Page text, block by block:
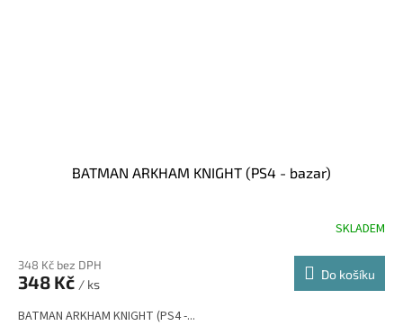
BATMAN ARKHAM KNIGHT (PS4 - bazar)
SKLADEM
348 Kč bez DPH
348 Kč / ks
Do košíku
BATMAN ARKHAM KNIGHT (PS4 -...